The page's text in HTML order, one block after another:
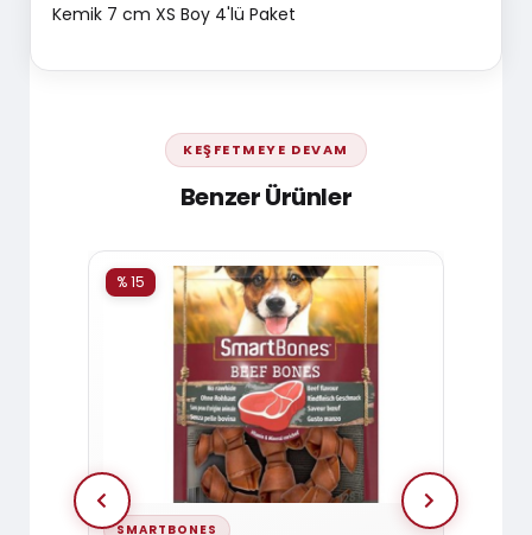
Kemik 7 cm XS Boy 4'lü Paket
KEŞFETMEYE DEVAM
Benzer Ürünler
SMARTBONES
% 15